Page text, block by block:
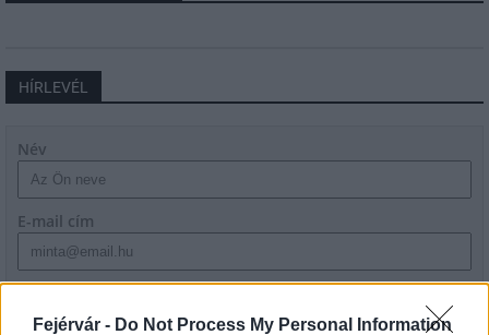
Fejérvár - Do Not Process My Personal Information
HÍRLEVÉL
Név
E-mail cím
szabályzatot!